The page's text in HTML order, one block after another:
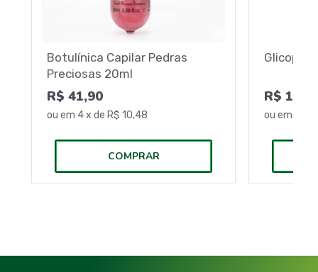
Botulínica Capilar Pedras
Preciosas 20ml
R$ 41,90
ou em 4x de R$ 10,48
COMPRAR
R$
ou em